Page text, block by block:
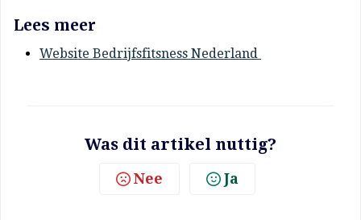
Lees meer
Website Bedrijfsfitsness Nederland
Was dit artikel nuttig?
Nee Ja